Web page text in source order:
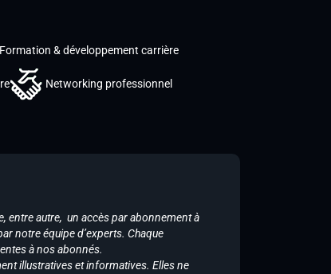
Formation & développement carrière
Networking professionnel
entre autre, un accès par abonnement à
notre équipe d’experts. Chaque
à nos abonnés.
illustratives et informatives. Elles ne